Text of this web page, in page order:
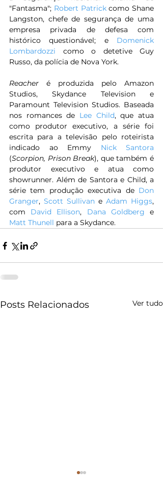
"Fantasma"; Robert Patrick como Shane
Langston, chefe de segurança de uma
empresa privada de defesa com
histórico questionável; e Domenick
Lombardozzi como o detetive Guy
Russo, da polícia de Nova York.
Reacher é produzida pelo Amazon
Studios, Skydance Television e
Paramount Television Studios. Baseada
nos romances de Lee Child, que atua
como produtor executivo, a série foi
escrita para a televisão pelo roteirista
indicado ao Emmy Nick Santora
(Scorpion, Prison Break), que também é
produtor executivo e atua como
showrunner. Além de Santora e Child, a
série tem produção executiva de Don
Granger, Scott Sullivan e Adam Higgs,
com David Ellison, Dana Goldberg
Matt Thunell para a Skydance.
Posts Relacionados Ver tudo